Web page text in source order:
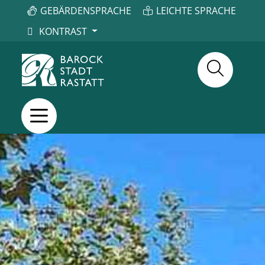
GEBÄRDENSPRACHE
LEICHTE SPRACHE
KONTRAST